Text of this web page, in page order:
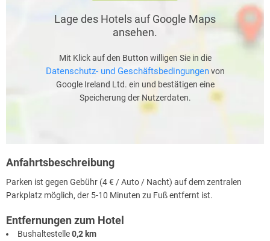
Lage des Hotels auf Google Maps
ansehen.
Mit Klick auf den Button willigen Sie in die
Datenschutz- und Geschäftsbedingungenvon
Google Ireland Ltd. ein und bestätigen eine
Speicherung der Nutzerdaten.
Anfahrtsbeschreibung
Parken ist gegen Gebühr (4 € / Auto / Nacht) auf dem zentralen
Parkplatz möglich, der 5-10 Minuten zu Fuß entfernt ist.
Entfernungen zum Hotel
Bushaltestelle0,2 km